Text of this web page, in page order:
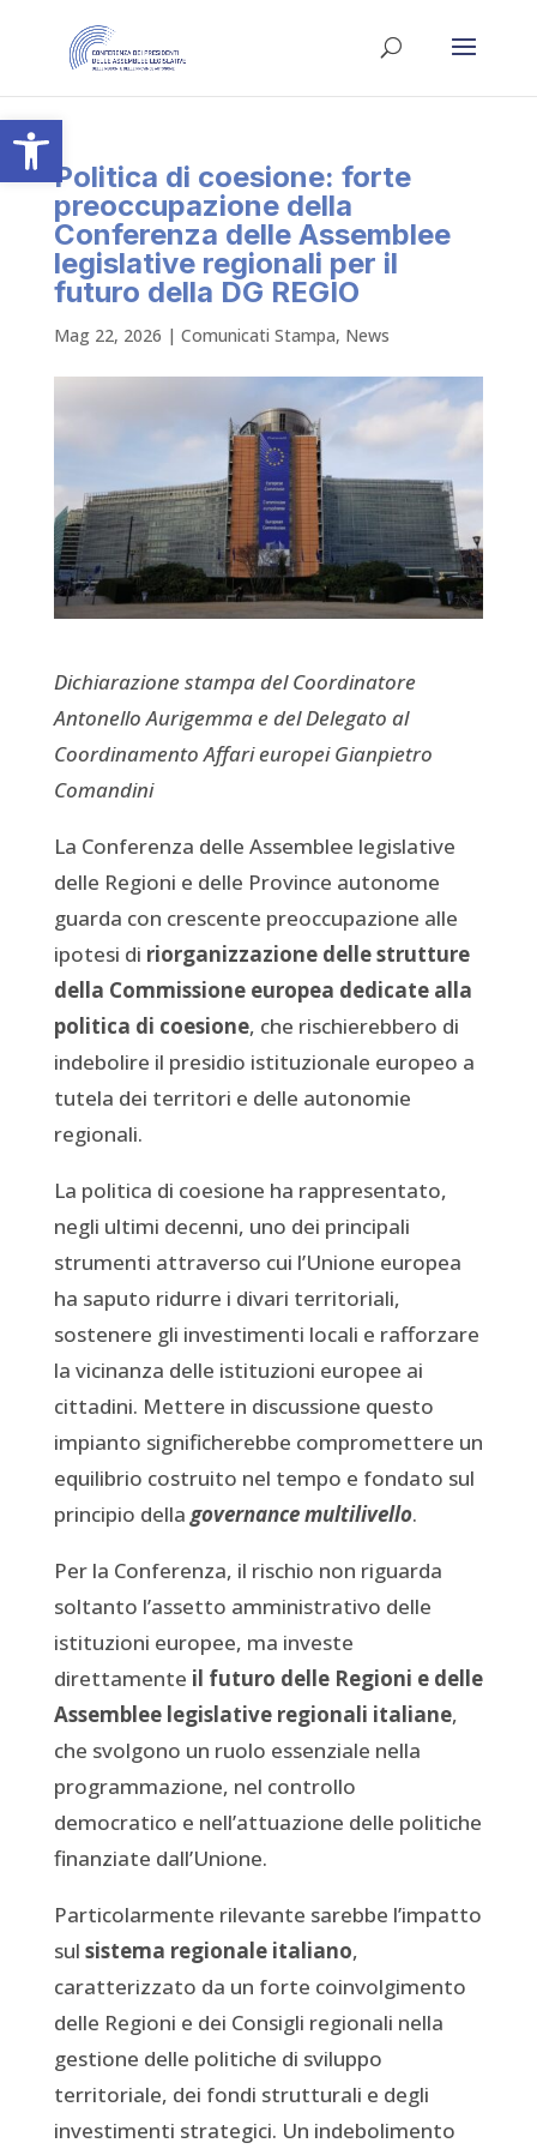
Apri la barra degli strumenti
Politica di coesione: forte
preoccupazione della
Conferenza delle Assemblee
legislative regionali per il
futuro della DG REGIO
Mag 22, 2026 | Comunicati Stampa, News
Dichiarazione stampa del Coordinatore
Antonello Aurigemma e del Delegato al
Coordinamento Affari europei Gianpietro
Comandini
La Conferenza delle Assemblee legislative
delle Regioni e delle Province autonome
guarda con crescente preoccupazione alle
ipotesi di riorganizzazione delle strutture
della Commissione europea dedicate alla
politica di coesione, che rischierebbero di
indebolire il presidio istituzionale europeo a
tutela dei territori e delle autonomie
regionali.
La politica di coesione ha rappresentato,
negli ultimi decenni, uno dei principali
strumenti attraverso cui l’Unione europea
ha saputo ridurre i divari territoriali,
sostenere gli investimenti locali e rafforzare
la vicinanza delle istituzioni europee ai
cittadini. Mettere in discussione questo
impianto significherebbe compromettere un
equilibrio costruito nel tempo e fondato sul
principio della governance multilivello.
Per la Conferenza, il rischio non riguarda
soltanto l’assetto amministrativo delle
istituzioni europee, ma investe
direttamente il futuro delle Regioni e delle
Assemblee legislative regionali italiane,
che svolgono un ruolo essenziale nella
programmazione, nel controllo
democratico e nell’attuazione delle politiche
finanziate dall’Unione.
Particolarmente rilevante sarebbe l’impatto
sul sistema regionale italiano,
caratterizzato da un forte coinvolgimento
delle Regioni e dei Consigli regionali nella
gestione delle politiche di sviluppo
territoriale, dei fondi strutturali e degli
investimenti strategici. Un indebolimento